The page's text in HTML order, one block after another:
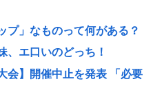
プ」なものって何がある？
、エ口いのどっち！
会】開催中止を発表 「必要